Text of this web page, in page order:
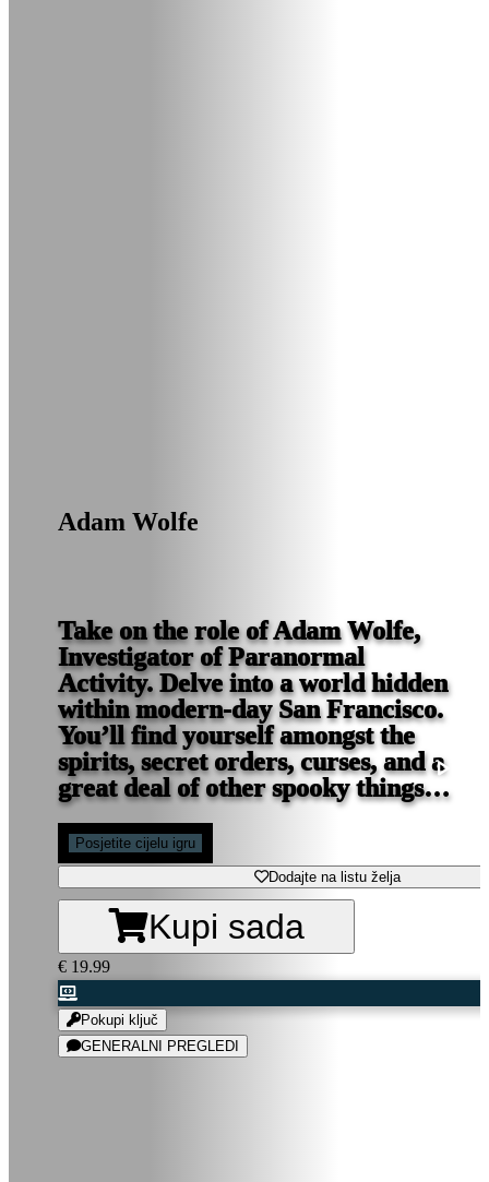
Adam Wolfe
Take on the role of Adam Wolfe,
Investigator of Paranormal
Activity. Delve into a world hidden
within modern-day San Francisco.
You’ll find yourself amongst the
spirits, secret orders, curses, and a
great deal of other spooky things…
Posjetite cijelu igru
Dodajte na listu želja
Kupi sada
€ 19.99
Pokupi ključ
GENERALNI PREGLEDI